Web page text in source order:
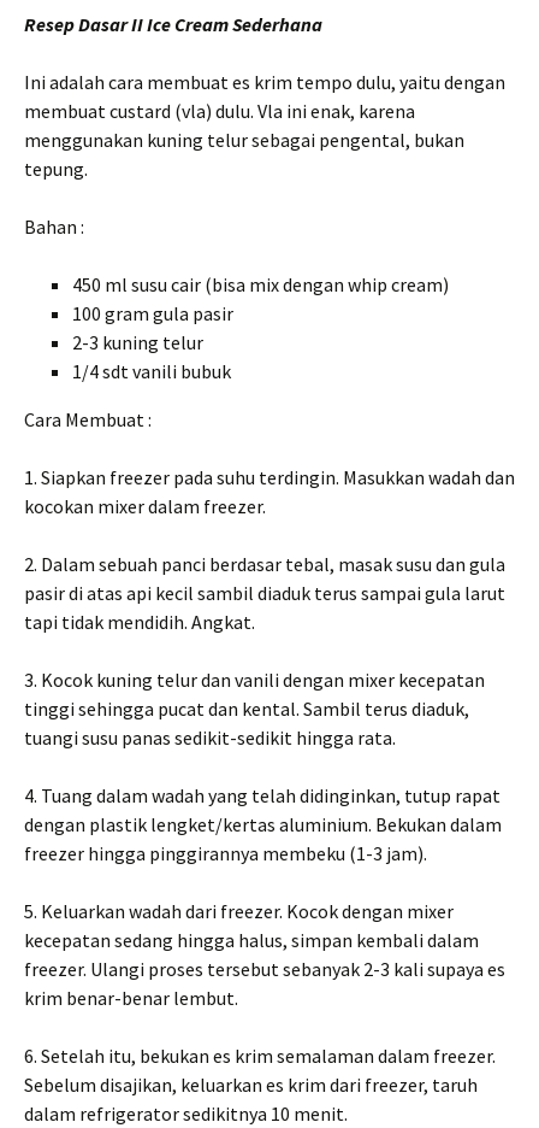
Resep Dasar II Ice Cream Sederhana
Ini adalah cara membuat es krim tempo dulu, yaitu dengan
membuat custard (vla) dulu. Vla ini enak, karena
menggunakan kuning telur sebagai pengental, bukan
tepung.
Bahan :
450 ml susu cair (bisa mix dengan whip cream)
100 gram gula pasir
2-3 kuning telur
1/4 sdt vanili bubuk
Cara Membuat :
1. Siapkan freezer pada suhu terdingin. Masukkan wadah dan
kocokan mixer dalam freezer.
2. Dalam sebuah panci berdasar tebal, masak susu dan gula
pasir di atas api kecil sambil diaduk terus sampai gula larut
tapi tidak mendidih. Angkat.
3. Kocok kuning telur dan vanili dengan mixer kecepatan
tinggi sehingga pucat dan kental. Sambil terus diaduk,
tuangi susu panas sedikit-sedikit hingga rata.
4. Tuang dalam wadah yang telah didinginkan, tutup rapat
dengan plastik lengket/kertas aluminium. Bekukan dalam
freezer hingga pinggirannya membeku (1-3 jam).
5. Keluarkan wadah dari freezer. Kocok dengan mixer
kecepatan sedang hingga halus, simpan kembali dalam
freezer. Ulangi proses tersebut sebanyak 2-3 kali supaya es
krim benar-benar lembut.
6. Setelah itu, bekukan es krim semalaman dalam freezer.
Sebelum disajikan, keluarkan es krim dari freezer, taruh
dalam refrigerator sedikitnya 10 menit.